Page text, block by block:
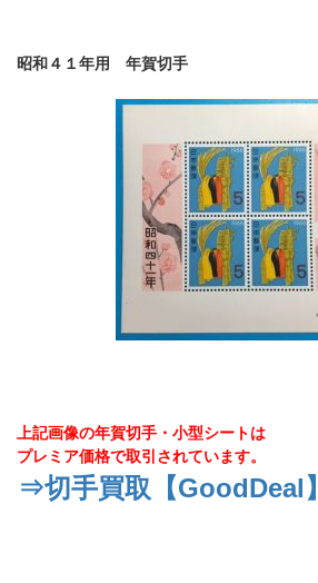
昭和４１年用 年賀切手
上記画像の年賀切手・小型シートは
プレミア価格で取引されています。
⇒切手買取【GoodDeal】